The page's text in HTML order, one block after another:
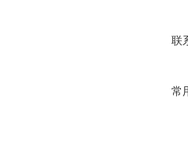
联
常